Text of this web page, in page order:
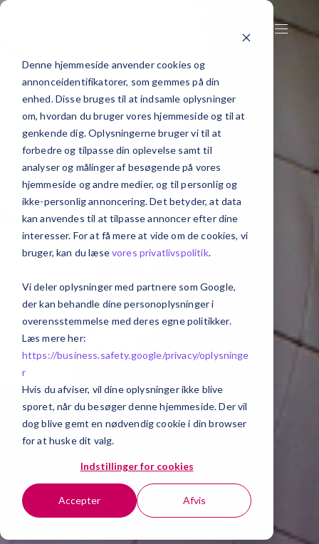
Denne hjemmeside anvender cookies og
annonceidentifikatorer, som gemmes på din
enhed. Disse bruges til at indsamle oplysninger
om, hvordan du bruger vores hjemmeside og til at
genkende dig. Oplysningerne bruger vi til at
forbedre og tilpasse din oplevelse samt til
analyser og målinger af besøgende på vores
hjemmeside og andre medier, og til personlig og
ikke-personlig annoncering. Det betyder, at data
kan anvendes til at tilpasse annoncer efter dine
interesser. For at få mere at vide om de cookies, vi
bruger, kan du læsevores privatlivspolitik.
Vi deler oplysninger med partnere som Google,
der kan behandle dine personoplysninger i
overensstemmelse med deres egne politikker.
Læs mere her:
https://business.safety.google/privacy/oplysninge
r
Hvis du afviser, vil dine oplysninger ikke blive
sporet, når du besøger denne hjemmeside. Der vil
dog blive gemt en nødvendig cookie i din browser
for at huske dit valg.
Indstillinger for cookies
Accepter Afvis